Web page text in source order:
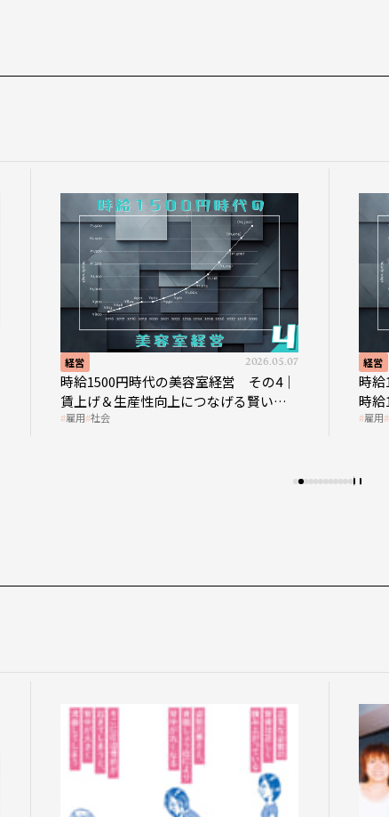
経営 2026.05.07
時給1500円時代の美容室経営 その4｜
賃上げ＆生産性向上につなげる賢い助
成金活用
雇用 社会
経営
時
時給
影響
雇用